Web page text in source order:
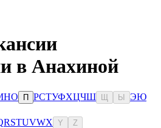
в Анахиной
НО П РСТУФХЦЧШ Ы ЭЮ
RSTUVWX Y Z